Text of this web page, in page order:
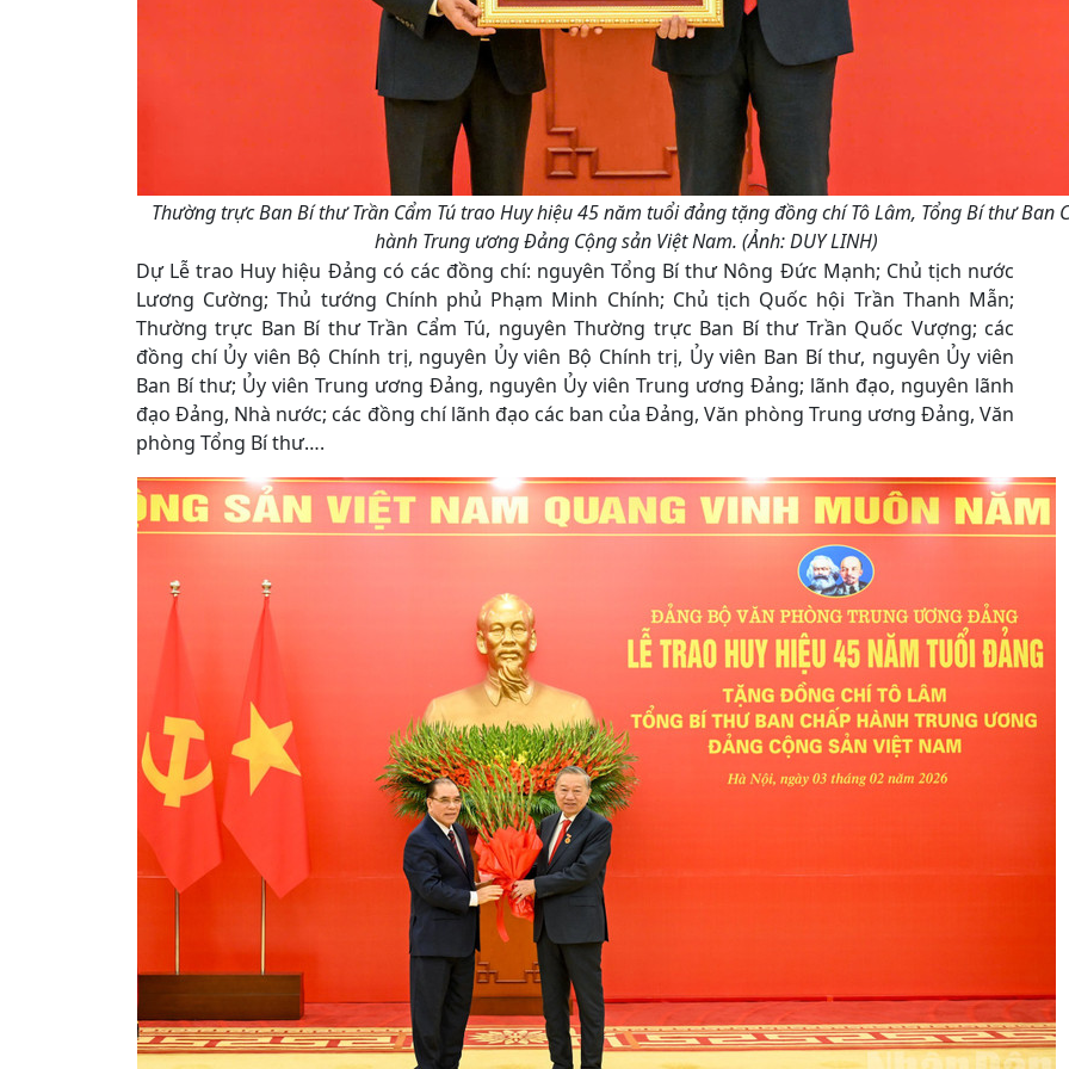
Thường trực Ban Bí thư Trần Cẩm Tú trao Huy hiệu 45 năm tuổi đảng tặng đồng chí Tô Lâm, Tổng Bí thư Ban
hành Trung ương Đảng Cộng sản Việt Nam. (Ảnh: DUY LINH)
Dự Lễ trao Huy hiệu Đảng có các đồng chí: nguyên Tổng Bí thư Nông Đức Mạnh; Chủ tịch nước
Lương Cường; Thủ tướng Chính phủ Phạm Minh Chính; Chủ tịch Quốc hội Trần Thanh Mẫn;
Thường trực Ban Bí thư Trần Cẩm Tú, nguyên Thường trực Ban Bí thư Trần Quốc Vượng; các
đồng chí Ủy viên Bộ Chính trị, nguyên Ủy viên Bộ Chính trị, Ủy viên Ban Bí thư, nguyên Ủy viên
Ban Bí thư; Ủy viên Trung ương Đảng, nguyên Ủy viên Trung ương Đảng; lãnh đạo, nguyên lãnh
đạo Đảng, Nhà nước; các đồng chí lãnh đạo các ban của Đảng, Văn phòng Trung ương Đảng, Văn
phòng Tổng Bí thư….